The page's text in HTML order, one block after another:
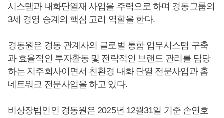
시스템과 내화단열재 사업을 주력으로 하며 경동그룹의
3세 경영 승계의 핵심 고리 역할을 한다.
경동원은 경동 관계사의 글로벌 통합 업무시스템 구축
과 효율적인 투자활동 및 전략적인 브랜드 관리를 담당
하는 지주회사이면서 친환경 내화 단열 전문사업과 홈
네트워크 전문사업을 하고 있다.
비상장법인인 경동원은 2025년 12월31일 기준 손연호